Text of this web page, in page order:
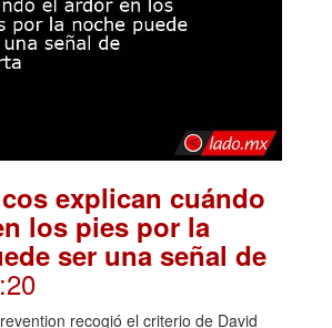
explican cuándo
los pies por la
ser una señal de
recogió el criterio de David